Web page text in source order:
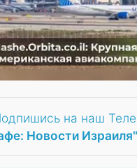
на наш
Новости Израиля"